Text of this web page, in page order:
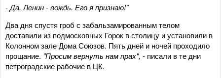
- Да, Ленин - вождь. Его я признаю!"
Два дня спустя гроб с забальзамированным телом
доставили из подмосковных Горок в столицу и установили в
Колонном зале Дома Союзов. Пять дней и ночей проходило
прощание. "Просим вернуть нам прах", - писали в те дни
петроградские рабочие в ЦК.